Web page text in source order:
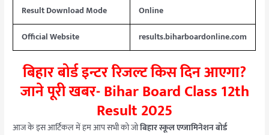
Result Download Mode
Online
Official Website
results.biharboardonline.com
बिहार बोर्ड इन्टर रिजल्ट किस दिन आएगा?
जाने पूरी खबर- Bihar Board Class 12th
Result 2025
आज के इस आर्टिकल में हम आप सभी को जोबिहार स्कूल एग्जामिनेशन बोर्ड